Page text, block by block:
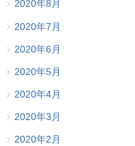
2020年8月
2020年7月
2020年6月
2020年5月
2020年4月
2020年3月
2020年2月